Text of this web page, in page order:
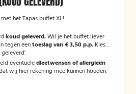
het Tapas buffet XL!
koud geleverd.Wil je het buffet liever
tegen eentoeslag van € 3,50 p.p. Kies
eventueledieetwensen of allergieën
wij hier rekening mee kunnen houden.